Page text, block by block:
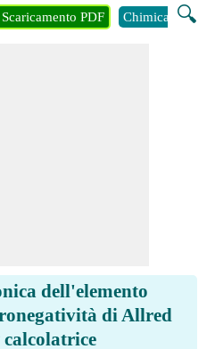
🔍
Scaricamento PDF Chimica
dell'elemento
di Allred
calcolatrice